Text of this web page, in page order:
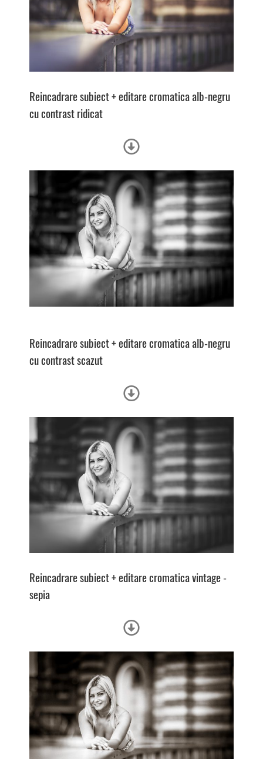
Reincadrare subiect + editare cromatica alb-negru
cu contrast ridicat
Reincadrare subiect + editare cromatica alb-negru
cu contrast scazut
Reincadrare subiect + editare cromatica vintage -
sepia